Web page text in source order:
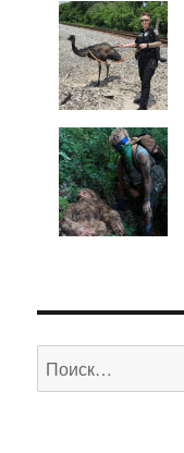
Искать: